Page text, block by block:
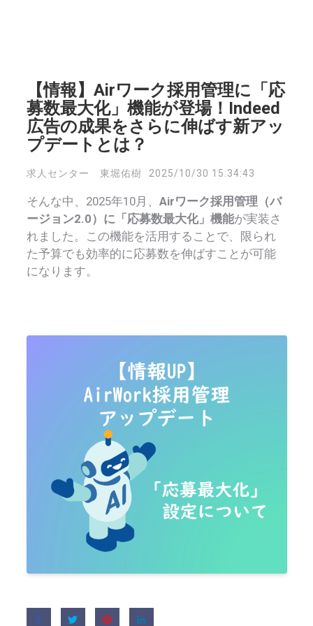
【情報】Airワーク採用管理に「応
募数最大化」機能が登場！Indeed
広告の成果をさらに伸ばす新アッ
プデートとは？
求人センター 東堀佑樹 2025/10/30 15:34:43
そんな中、2025年10月、 Airワーク採用管理（バ
ージョン2.0）に「応募数最大化」機能が実装さ
れました。この機能を活用することで、限られ
た予算でも効率的に応募数を伸ばすことが可能
になります。